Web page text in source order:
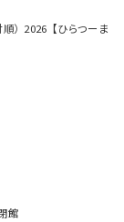
）2026【ひらつーま
館